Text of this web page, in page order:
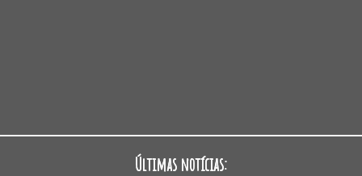
Últimas notícias: